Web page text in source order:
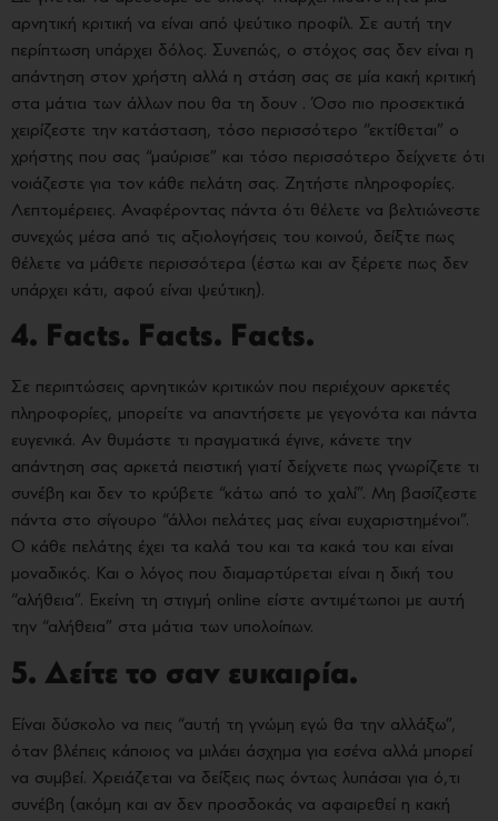
αρνητική κριτική να είναι από ψεύτικο προφίλ. Σε αυτή την
περίπτωση υπάρχει δόλος. Συνεπώς, ο στόχος σας δεν είναι η
απάντηση στον χρήστη αλλά η στάση σας σε μία κακή κριτική
στα μάτια των άλλων που θα τη δουν . Όσο πιο προσεκτικά
χειρίζεστε την κατάσταση, τόσο περισσότερο “εκτίθεται” ο
χρήστης που σας “μαύρισε” και τόσο περισσότερο δείχνετε ότι
νοιάζεστε για τον κάθε πελάτη σας. Ζητήστε πληροφορίες.
Λεπτομέρειες. Αναφέροντας πάντα ότι θέλετε να βελτιώνεστε
συνεχώς μέσα από τις αξιολογήσεις του κοινού, δείξτε πως
θέλετε να μάθετε περισσότερα (έστω και αν ξέρετε πως δεν
υπάρχει κάτι, αφού είναι ψεύτικη).
4. Facts. Facts. Facts.
Σε περιπτώσεις αρνητικών κριτικών που περιέχουν αρκετές
πληροφορίες, μπορείτε να απαντήσετε με γεγονότα και πάντα
ευγενικά. Αν θυμάστε τι πραγματικά έγινε, κάνετε την
απάντηση σας αρκετά πειστική γιατί δείχνετε πως γνωρίζετε τι
συνέβη και δεν το κρύβετε “κάτω από το χαλί”. Μη βασίζεστε
πάντα στο σίγουρο “άλλοι πελάτες μας είναι ευχαριστημένοι”.
Ο κάθε πελάτης έχει τα καλά του και τα κακά του και είναι
μοναδικός. Και ο λόγος που διαμαρτύρεται είναι η δική του
“αλήθεια”. Εκείνη τη στιγμή online είστε αντιμέτωποι με αυτή
την “αλήθεια” στα μάτια των υπολοίπων.
5. Δείτε το σαν ευκαιρία.
Είναι δύσκολο να πεις “αυτή τη γνώμη εγώ θα την αλλάξω”,
όταν βλέπεις κάποιος να μιλάει άσχημα για εσένα αλλά μπορεί
να συμβεί. Χρειάζεται να δείξεις πως όντως λυπάσαι για ό,τι
συνέβη (ακόμη και αν δεν προσδοκάς να αφαιρεθεί η κακή